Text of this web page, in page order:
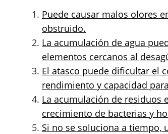
Puede causar malos olores
obstruido.
La acumulación de agua
elementos cercanos al
El atasco puede dificultar el
rendimiento y capacidad
La acumulación de residuos
crecimiento de bacterias y
Si no se soluciona a tiempo,